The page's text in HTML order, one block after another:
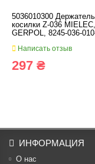
5036010300
косилки Z-036 MIELEC,
GERPOL, 8245-036-
Написать отзыв
297 ₴
ИНФОРМАЦИЯ
О нас